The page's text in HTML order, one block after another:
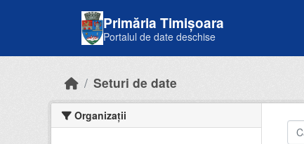
Primăria Timișoara
Portalul de date deschise
Seturi de date
Organizații